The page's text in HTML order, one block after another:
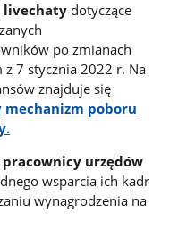
livechaty dotyczące
po zmianach
7 stycznia 2022 r. Na
znajduje się
mechanizm poboru
pracownicy urzędów
wsparcia ich kadr
wynagrodzenia na